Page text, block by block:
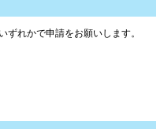
れかで申請をお願いします。